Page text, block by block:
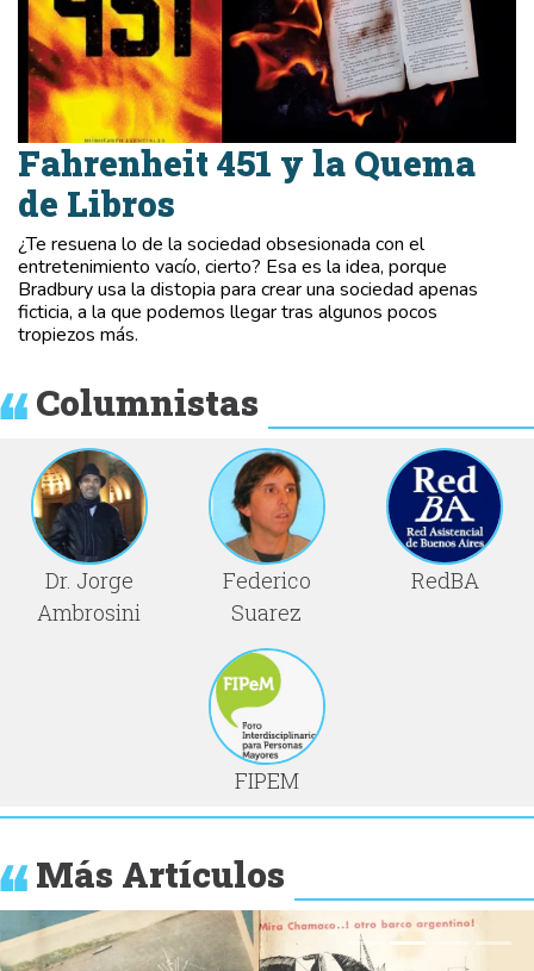
Fahrenheit 451 y la Quema
de Libros
¿Te resuena lo de la sociedad obsesionada con el
entretenimiento vacío, cierto? Esa es la idea, porque
Bradbury usa la distopia para crear una sociedad apenas
ficticia, a la que podemos llegar tras algunos pocos
tropiezos más.
Columnistas
Dr. Jorge
Ambrosini
Federico
Suarez
RedBA
FIPEM
Más Artículos